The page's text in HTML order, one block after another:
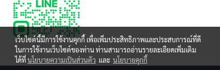
เว็บไซต์นี้มีการใช้งานคุกกี้ เพื่อเพิ่มประสิทธิภาพและประสบการณ์ที่ดี
ในการใช้งานเว็บไซต์ของท่าน ท่านสามารถอ่านรายละเอียดเพิ่มเติม
ได้ที่นโยบายความเป็นส่วนตัว และ นโยบายคุกกี้